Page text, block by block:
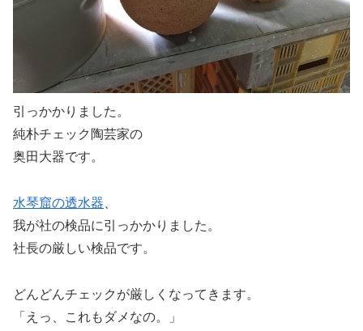
引っかかりました。
純朴チェック陶芸家の
奥田大器です。
水琴窟の透水器
我が社の検品に引っかかりました。
社長の厳しい検品です。
どんどんチェックが厳しくなってきます。
「えっ、これもダメなの。」